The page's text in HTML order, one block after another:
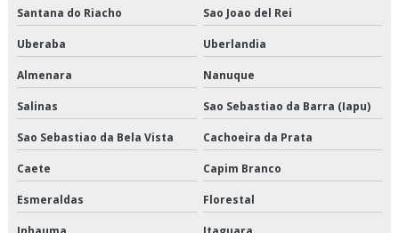
Empresas de logística de alimentos
Empresas de logística e armazenagem
Empresas de logística refrigerada
Empresas de transportes fracionados
Empresas que fazem transporte de mercadorias
Santana do Riacho Sao Joao del Rei
Uberaba Uberlandia
Almenara Nanuque
Salinas Sao Sebastiao da Barra (Iapu)
Sao Sebastiao da Bela Vista Cachoeira da Prata
Caete Capim Branco
Esmeraldas Florestal